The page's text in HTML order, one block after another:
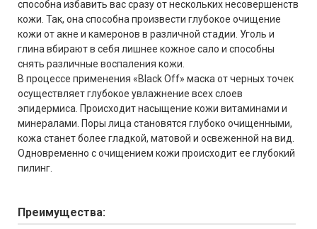
способна избавить вас сразу от нескольких несовершенств
кожи. Так, она способна произвести глубокое очищение
кожи от акне и камеронов в различной стадии. Уголь и
глина вбирают в себя лишнее кожное сало и способны
снять различные воспаления кожи.
В процессе применения «Black Off» маска от черных точек
осуществляет глубокое увлажнение всех слоев
эпидермиса. Происходит насыщение кожи витаминами и
минералами. Поры лица становятся глубоко очищенными,
кожа станет более гладкой, матовой и освеженной на вид.
Одновременно с очищением кожи происходит ее глубокий
пилинг.
Преимущества: